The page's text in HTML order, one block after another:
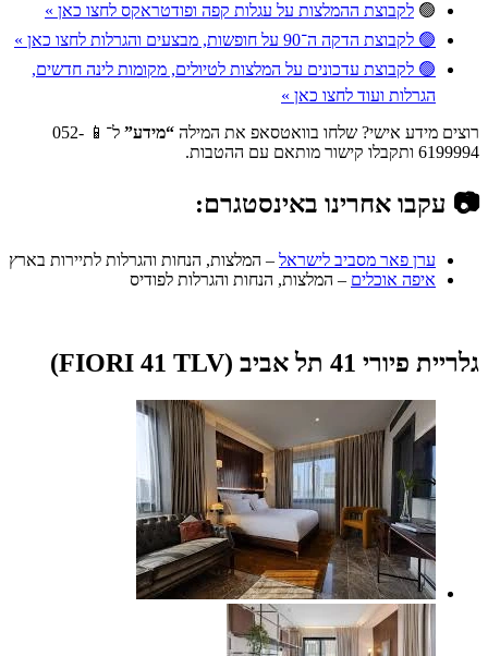
🟢 לקבוצת ההמלצות על עגלות קפה ופודטראקס לחצו כאן »
🟢 לקבוצת הדקה ה־90 על חופשות, מבצעים והגרלות לחצו כאן »
🟢 לקבוצת עדכונים על המלצות לטיולים, מקומות לינה חדשים,
הגרלות ועוד לחצו כאן »
רוצים מידע אישי? שלחו בוואטסאפ את המילה “מידע”
ל־📱 052-
6199994 ותקבלו קישור מותאם עם ההטבות.
📷 עקבו אחרינו באינסטגרם:
ערן פאר מסביב לישראל – המלצות, הנחות והגרלות לתיירות בארץ
איפה אוכלים – המלצות, הנחות והגרלות לפודיס
גלריית פיורי 41 תל אביב (FIORI 41 TLV)